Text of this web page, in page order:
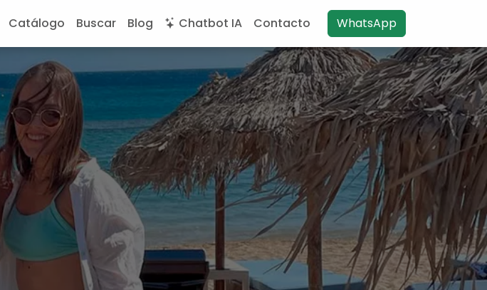
Catálogo Buscar Blog Chatbot IA Contacto WhatsApp